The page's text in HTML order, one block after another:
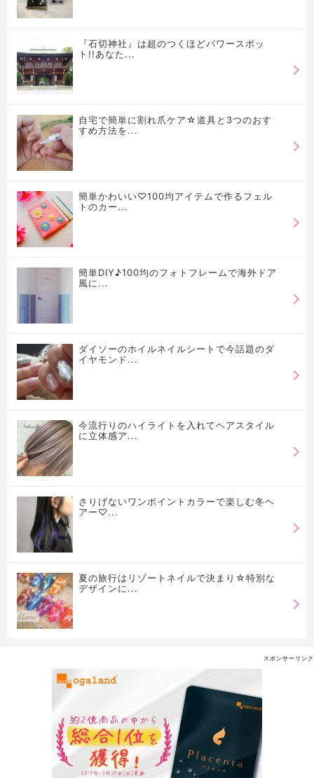
『石切神社』は超のつくほどパワースポッ
ト!!あなた...
自宅で簡単に割れ爪ケア☆道具と3つのおす
すめ方法を...
簡単かわいい♡100均アイテムで作るフェル
トのカー...
簡単DIY♪100均のフォトフレームで海外ドア
風に...
ダイソーのホイルネイルシートで今話題のダ
イヤモンド...
今流行りのハイライトを入れてヘアスタイル
に立体感ア...
さりげないワンポイントカラーで楽しむ冬ヘ
アー♡...
夏の旅行はリゾートネイルで決まり☆特別な
デザインに...
スポンサーリンク